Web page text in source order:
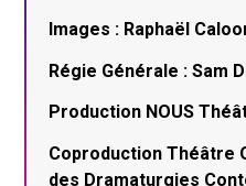
Images : Raphaël
Régie Générale : Sam
Production NOUS
Coproduction Théâtre
des Dramaturgies